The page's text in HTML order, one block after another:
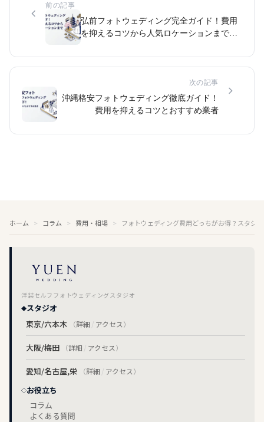
前の記事
弘前フォトウェディング完全ガイド！費用
を抑えるコツから人気ロケーションまで徹
次の記事
沖縄格安フォトウェディング徹底ガイド！
費用を抑えるコツとおすすめ業者
ホーム コラム 費用・相場 フォトウェディング費用どっちがお得？スタジ
洋装セルフフォトウェディングスタジオ
スタジオ
東京/六本木
（詳細 / アクセス）
大阪/梅田 （詳細 / アクセス）
愛知/名古屋,栄 （詳細 / アクセス）
お役立ち
コラム
よくある質問